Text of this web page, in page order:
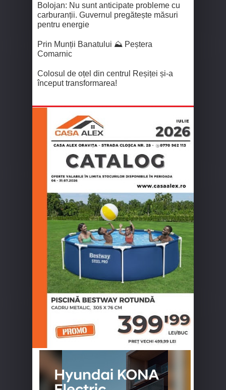
Bolojan: Nu sunt anticipate probleme cu
carburanții. Guvernul pregătește măsuri
pentru energie
Prin Munții Banatului ⛰️ Peștera
Comarnic
Colosul de oțel din centrul Reșiței și-a
început transformarea!